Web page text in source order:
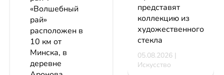
«Волшебный
рай»
расположен в
10 км от
Минска, в
деревне
представят
коллекцию из
художественного
стекла
05.08.2026 |
Искусство